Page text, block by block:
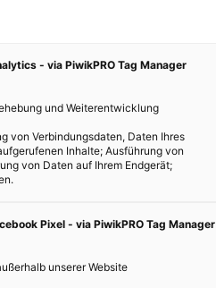
- via PiwikPRO Tag Manager
und Weiterentwicklung
von Verbindungsdaten, Daten Ihres
Inhalte; Ausführung von
von Daten auf Ihrem Endgerät;
Pixel - via PiwikPRO Tag Manager
unserer Website